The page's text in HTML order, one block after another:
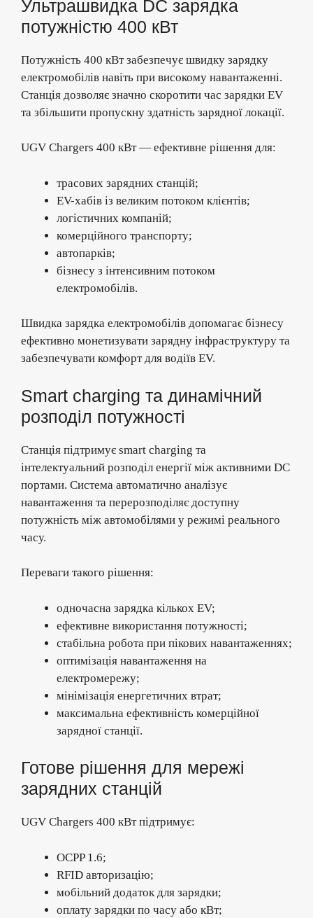
Ультрашвидка DC зарядка
потужністю 400 кВт
Потужність 400 кВт забезпечує швидку зарядку
електромобілів навіть при високому навантаженні.
Станція дозволяє значно скоротити час зарядки EV
та збільшити пропускну здатність зарядної локації.
UGV Chargers 400 кВт — ефективне рішення для:
трасових зарядних станцій;
EV-хабів із великим потоком клієнтів;
логістичних компаній;
комерційного транспорту;
автопарків;
бізнесу з інтенсивним потоком
електромобілів.
Швидка зарядка електромобілів допомагає бізнесу
ефективно монетизувати зарядну інфраструктуру та
забезпечувати комфорт для водіїв EV.
Smart charging та динамічний
розподіл потужності
Станція підтримує smart charging та
інтелектуальний розподіл енергії між активними DC
портами. Система автоматично аналізує
навантаження та перерозподіляє доступну
потужність між автомобілями у режимі реального
часу.
Переваги такого рішення:
одночасна зарядка кількох EV;
ефективне використання потужності;
стабільна робота при пікових навантаженнях;
оптимізація навантаження на
електромережу;
мінімізація енергетичних втрат;
максимальна ефективність комерційної
зарядної станції.
Готове рішення для мережі
зарядних станцій
UGV Chargers 400 кВт підтримує:
OCPP 1.6;
RFID авторизацію;
мобільний додаток для зарядки;
оплату зарядки по часу або кВт;